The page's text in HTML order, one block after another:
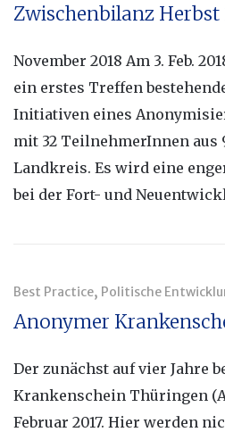
Zwischenbilanz Herbst
November 2018 Am 3. Feb.
ein erstes Treffen
Initiativen eines
mit 32 TeilnehmerInnen aus
Landkreis. Es wird eine
bei der Fort- und
Best Practice, Politische
Anonymer
Der zunächst auf vier Jahre
Krankenschein Thüringen
Februar 2017. Hier werden